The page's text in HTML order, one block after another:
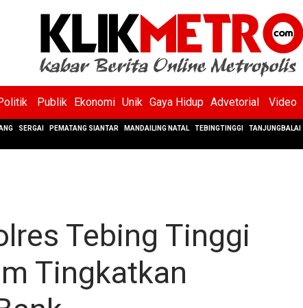
Publik Ekonomi Unik Gaya Hidup Advetorial Video
SERGAI PEMATANG SIANTAR MANDAILING NATAL TEBINGTINGGI TANJUNGBALAI
Tebing Tinggi
Tingkatkan